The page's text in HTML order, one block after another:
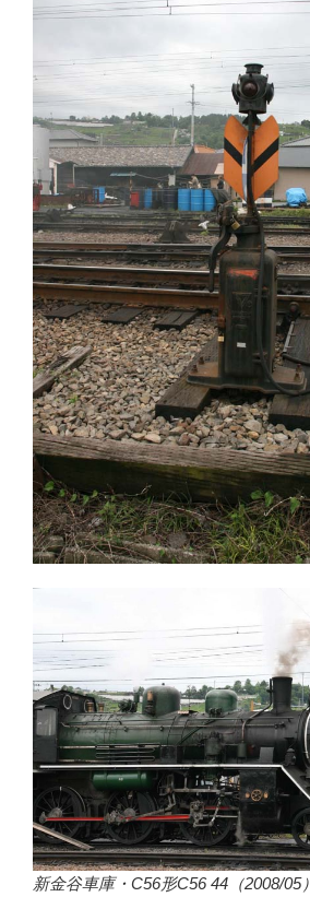
新金谷車庫・C56形C56 44（2008/05）